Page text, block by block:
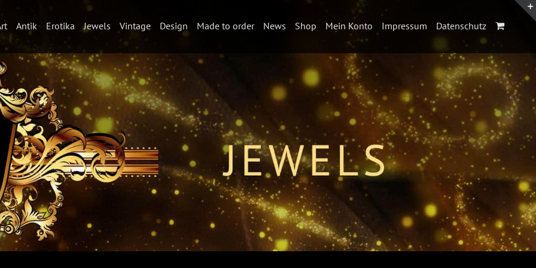
Antik Erotika Jewels Vintage Design Made to order News Shop Mein Konto Impressum Datenschutz